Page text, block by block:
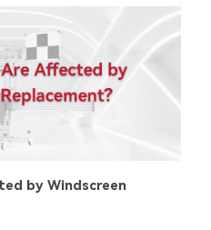
by Windscreen